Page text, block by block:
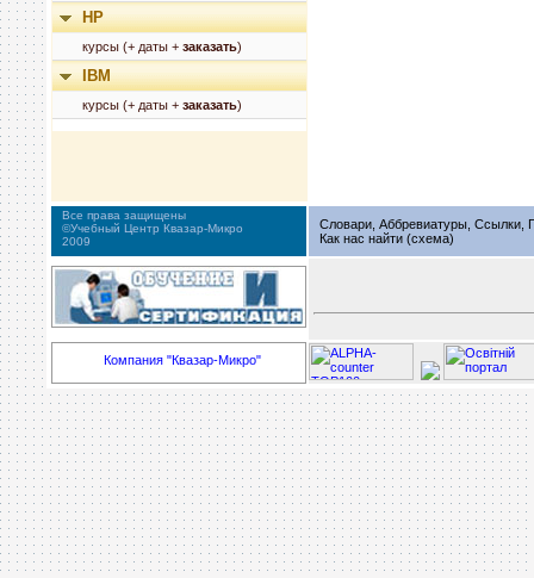
HP
курсы (+ даты + заказать)
IBM
курсы (+ даты + заказать)
Все права защищены
©Учебный Центр Квазар-Микро
2009
Словари, Аббревиатуры, Ссылки,
Как нас найти (схема)
Компания "Квазар-Микро"